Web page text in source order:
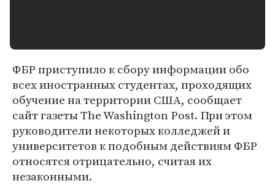
ФБР приступило к сбору информации обо
всех иностранных студентах, проходящих
обучение на территории США, сообщает
сайт газеты The Washington Post. При этом
руководители некоторых колледжей и
университетов к подобным действиям ФБР
относятся отрицательно, считая их
незаконными.